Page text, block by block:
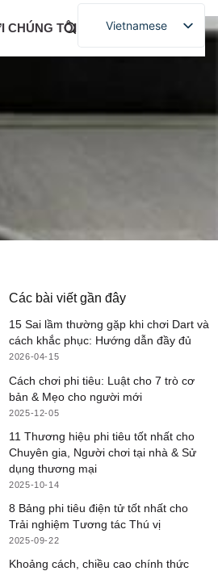
CHÚNG TÔI Vietnamese
Các bài viết gần đây
15 Sai lầm thường gặp khi chơi Dart và
cách khắc phục: Hướng dẫn đầy đủ
2026-04-15
Cách chơi phi tiêu: Luật cho 7 trò cơ
bản & Mẹo cho người mới
2025-12-05
11 Thương hiệu phi tiêu tốt nhất cho
Chuyên gia, Người chơi tại nhà & Sử
dụng thương mại
2025-10-14
8 Bảng phi tiêu điện tử tốt nhất cho
Trải nghiệm Tương tác Thú vị
2025-09-22
Khoảng cách, chiều cao chính thức